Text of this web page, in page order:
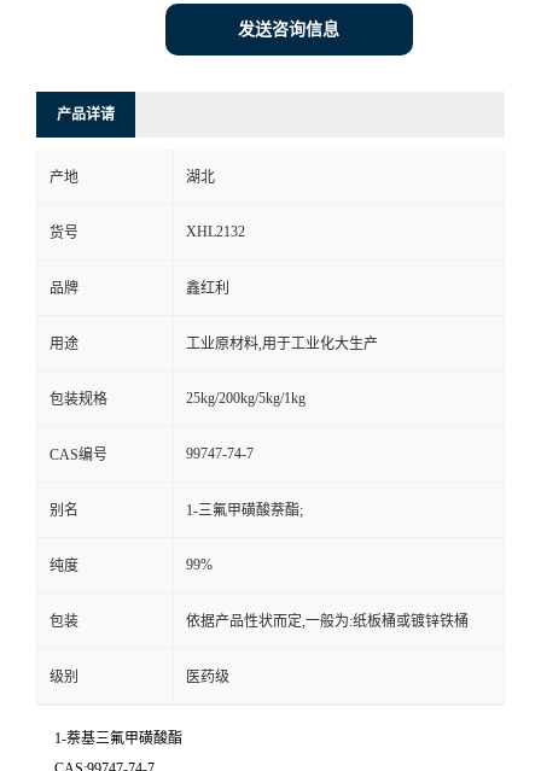
发送咨询信息
产品详请
产地 湖北
货号 XHL2132
品牌 鑫红利
用途 工业原材料,用于工业化大生产
包装规格 25kg/200kg/5kg/1kg
CAS编号 99747-74-7
别名 1-三氟甲磺酸萘酯;
纯度 99%
包装 依据产品性状而定,一般为:纸板桶或镀锌铁桶
级别 医药级
1-萘基三氟甲磺酸酯